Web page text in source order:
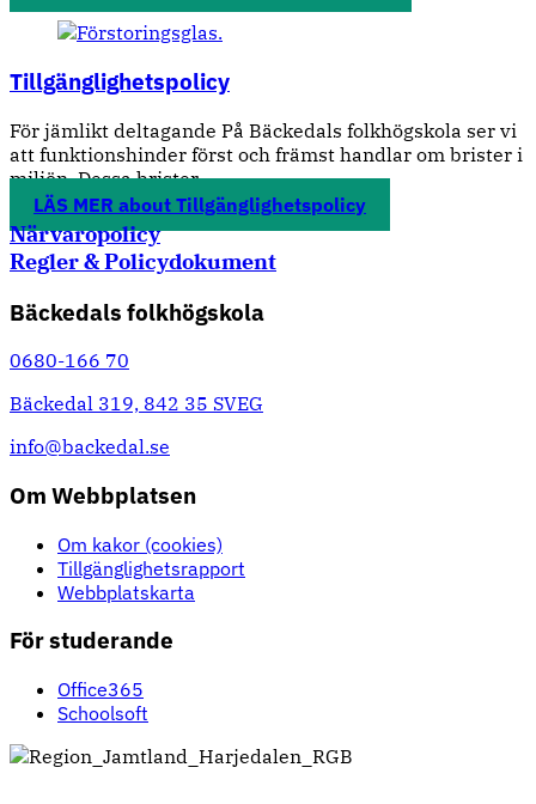
Tillgänglighetspolicy
För jämlikt deltagande På Bäckedals folkhögskola ser vi
att funktionshinder först och främst handlar om brister i
miljön. Dessa brister...
LÄS MER about Tillgänglighetspolicy
Posts
navigation
Närvaropolicy
Regler & Policydokument
Bäckedals folkhögskola
0680-166 70
Bäckedal 319, 842 35 SVEG
info@backedal.se
Om Webbplatsen
Om kakor (cookies)
Tillgänglighetsrapport
Webbplatskarta
För studerande
Office365
Schoolsoft